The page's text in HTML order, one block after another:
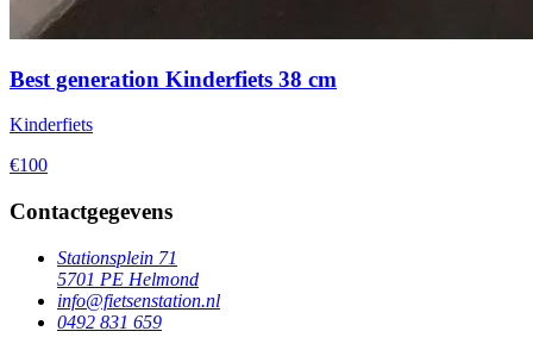
Best generation Kinderfiets 38 cm
Kinderfiets
€100
Contactgegevens
Stationsplein 71
5701 PE Helmond
info@fietsenstation.nl
0492 831 659